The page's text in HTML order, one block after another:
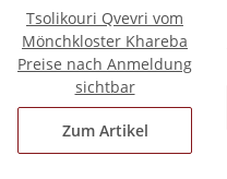
Tsolikouri Qvevri vom
Mönchkloster Khareba
Preise nach Anmeldung
sichtbar
Zum Artikel